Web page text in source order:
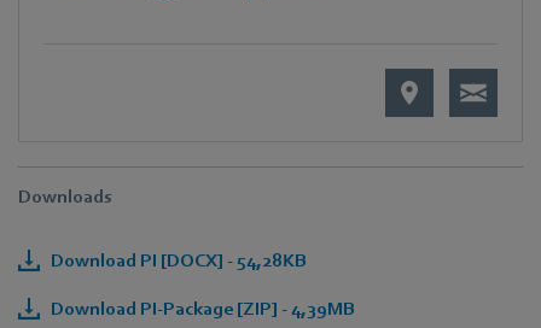
Downloads
Download PI [DOCX] - 54,28KB
Download PI-Package [ZIP] - 4,39MB